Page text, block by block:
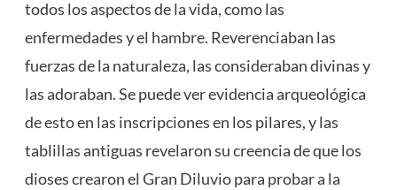
todos los aspectos de la vida, como las
enfermedades y el hambre. Reverenciaban las
fuerzas de la naturaleza, las consideraban divinas y
las adoraban. Se puede ver evidencia arqueológica
de esto en las inscripciones en los pilares, y las
tablillas antiguas revelaron su creencia de que los
dioses crearon el Gran Diluvio para probar a la